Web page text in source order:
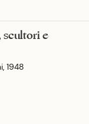
e
1948